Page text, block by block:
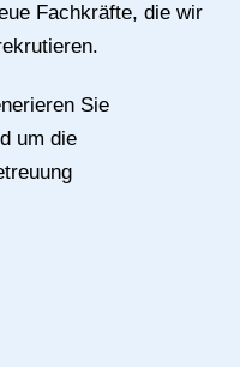
Fachkräfte, die wir
Sie
um die